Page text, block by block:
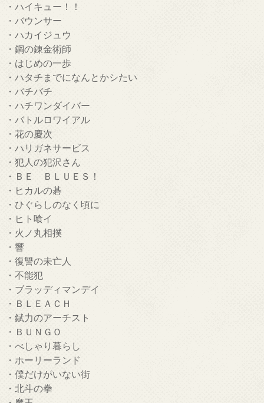
・ハイキュー！！
・バウンサー
・ハカイジュウ
・鋼の錬金術師
・はじめの一歩
・ハタチまでになんとかシたい
・バチバチ
・ハチワンダイバー
・バトルロワイアル
・花の慶次
・ハリガネサービス
・犯人の犯沢さん
・ＢＥ ＢＬＵＥＳ！
・ヒカルの碁
・ひぐらしのなく頃に
・ヒト喰イ
・火ノ丸相撲
・響
・復讐の未亡人
・不能犯
・ブラッディマンデイ
・ＢＬＥＡＣＨ
・錻力のアーチスト
・ＢＵＮＧＯ
・べしゃり暮らし
・ホーリーランド
・僕だけがいない街
・北斗の拳